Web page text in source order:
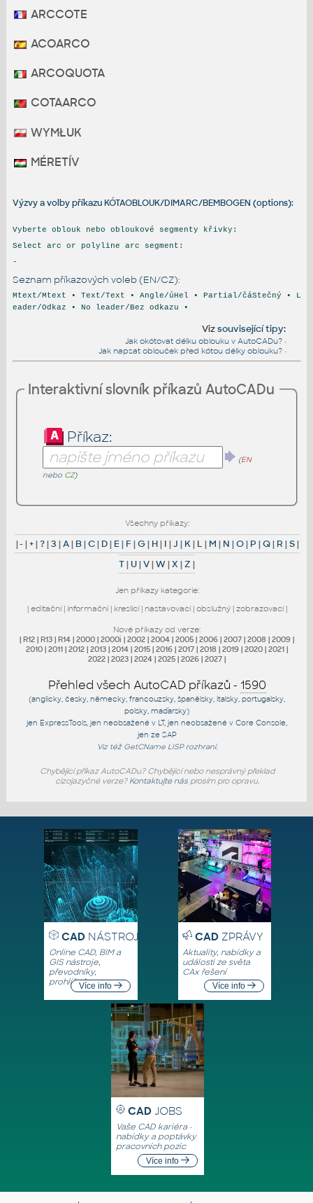
ARCCOTE
ACOARCO
ARCOQUOTA
COTAARCO
WYMŁUK
MÉRETÍV
Výzvy a volby příkazu KÓTAOBLOUK/DIMARC/BEMBOGEN (options):
Vyberte oblouk nebo obloukové segmenty křivky:
Select arc or polyline arc segment:
-
Seznam příkazových voleb (EN/CZ):
Mtext/Mtext • Text/Text • Angle/úHel • Partial/čáStečný • L
eader/Odkaz • No leader/Bez odkazu •
Vizsouvisející tipy:
Jak okótovat délku oblouku v AutoCADu? •
Jak napsat oblouček před kótou délky oblouku? •
Interaktivní slovník příkazů AutoCADu
Příkaz:
(EN
nebo CZ)
Všechny příkazy:
|- |+|?|3 |A| B|C| D| E| F |G| H| I |J | K| L | M | N |O| P |Q| R |S|
T| U|V|W|X |Z |
Jen příkazy kategorie:
| editační| informační| kreslicí| nastavovací| obslužný| zobrazovací|
Nové příkazy od verze:
| R12 | R13 | R14 | 2000 | 2000i | 2002 | 2004 | 2005 | 2006 | 2007 | 2008 | 2009 |
2010 | 2011 | 2012 | 2013 | 2014 | 2015 | 2016 | 2017 | 2018 | 2019 | 2020 | 2021 |
2022 | 2023 | 2024 | 2025 | 2026 | 2027 |
Přehled všech AutoCAD příkazů - 1590
(anglicky, česky, německy, francouzsky, španělsky, italsky, portugalsky,
polsky, maďarsky)
jen ExpressTools , jen neobsažené v LT, jen neobsažené v Core Console
jen ze SAP
Viz též GetCNameLISP rozhraní.
Chybějící příkaz AutoCADu? Chybějící nebo nesprávný překlad
cizojazyčné verze? Kontaktujte násprosím pro opravu.
CADNÁSTROJE
Online CAD, BIM a
GIS nástroje,
převodníky,
prohlížečeVíce info
CADZPRÁVY
Aktuality, nabídky a
události ze světa
CAx řešení
Více info
CAD JOBS
Vaše CAD kariéra -
nabídky a poptávky
pracovních pozic
Více info